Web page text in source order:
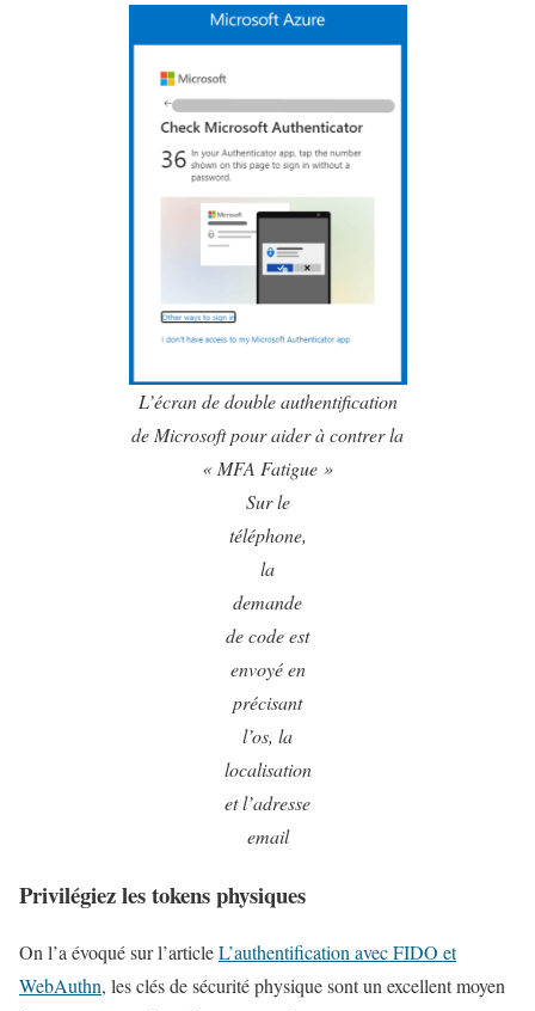
L’écran de double authentification
de Microsoft pour aider à contrer la
« MFA Fatigue »
Sur le
téléphone,
la
demande
de code est
envoyé en
précisant
l’os, la
localisation
et l’adresse
email
Privilégiez les tokens physiques
On l’a évoqué sur l’articleL’authentification avec FIDO et
WebAuthn, les clés de sécurité physique sont un excellent moyen